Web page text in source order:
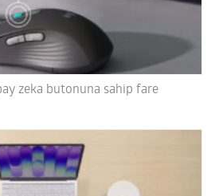
zeka butonuna sahip fare